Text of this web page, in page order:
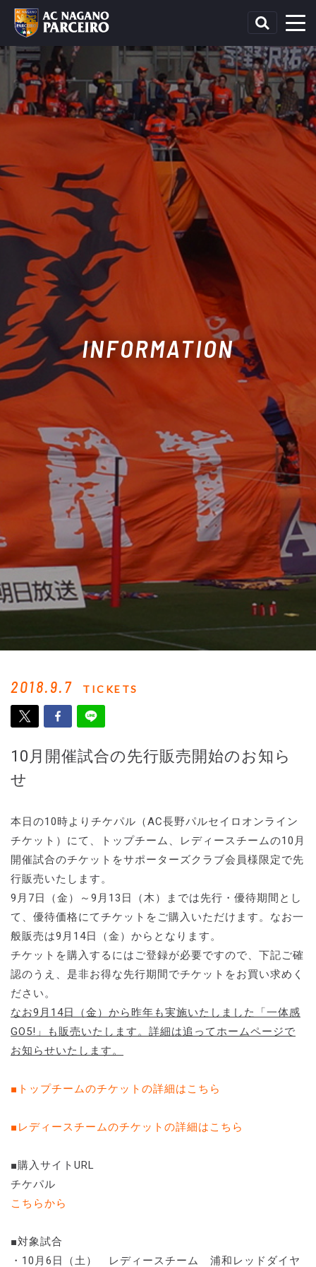
INFORMATION
2018.9.7 TICKETS
10月開催試合の先行販売開始のお知ら
せ
本日の10時よりチケパル（AC長野パルセイロオンライン
チケット）にて、トップチーム、レディースチームの10月
開催試合のチケットをサポーターズクラブ会員様限定で先
行販売いたします。
9月7日（金）～9月13日（木）までは先行・優待期間とし
て、優待価格にてチケットをご購入いただけます。なお一
般販売は9月14日（金）からとなります。
チケットを購入するにはご登録が必要ですので、下記ご確
認のうえ、是非お得な先行期間でチケットをお買い求めく
ださい。
なお9月14日（金）から昨年も実施いたしました「一体感
GO5!」も販売いたします。詳細は追ってホームページで
お知らせいたします。
■トップチームのチケットの詳細はこちら
■レディースチームのチケットの詳細はこちら
■購入サイトURL
チケパル
こちらから
■対象試合
・10月6日（土） レディースチーム 浦和レッドダイヤ